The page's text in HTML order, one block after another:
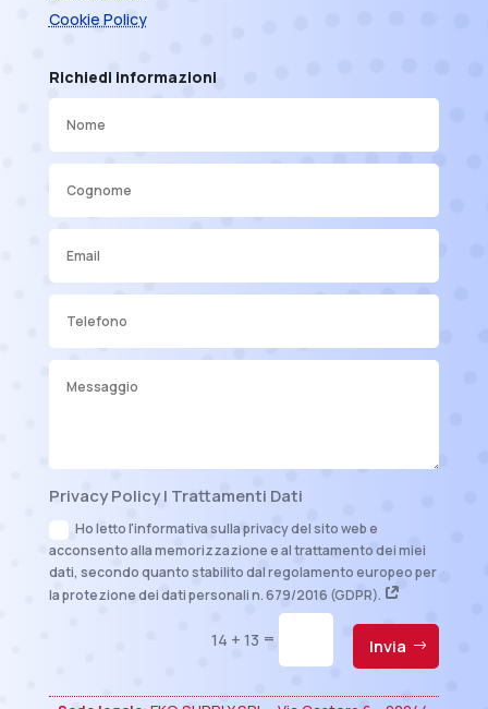
Cookie Policy
Richiedi informazioni
Privacy Policy | Trattamenti Dati
Ho letto l'informativa sulla privacy del sito web e
acconsento alla memorizzazione e al trattamento dei miei
dati, secondo quanto stabilito dal regolamento europeo per
la protezione dei dati personali n. 679/2016 (GDPR).
14 + 13 = Invia